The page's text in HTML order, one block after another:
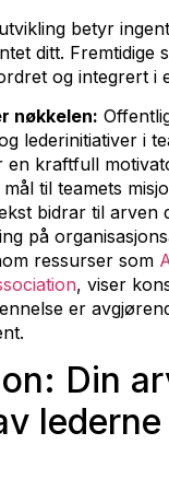
betyr
ditt. Fremtidige
og integrert i
nøkkelen:
lederinitiativer i
en kraftfull
til teamets
bidrar til arven
på
ressurser som
, viser
er
Din
lederne